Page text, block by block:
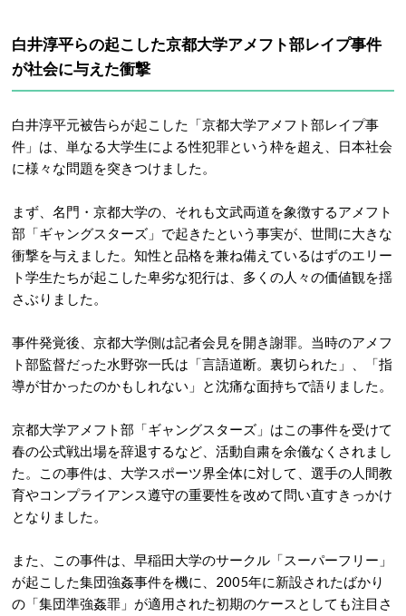
白井淳平らの起こした京都大学アメフト部レイプ事件
が社会に与えた衝撃
白井淳平元被告らが起こした「京都大学アメフト部レイプ事
件」 は、単なる大学生による性犯罪という枠を超え、日本社会
に様々な問題を突きつけました。
まず、名門・京都大学の、それも文武両道を象徴するアメフト
部「ギャングスターズ」で起きたという事実が、世間に大きな
衝撃を与えました。知性と品格を兼ね備えているはずのエリー
ト学生たちが起こした卑劣な犯行は、多くの人々の価値観を揺
さぶりました。
事件発覚後、京都大学側は記者会見を開き謝罪。 当時のアメフ
ト部監督だった水野弥一氏は「言語道断。裏切られた」、「指
導が甘かったのかもしれない」と沈痛な面持ちで語りました。
京都大学アメフト部「ギャングスターズ」はこの事件を受けて
春の公式戦出場を辞退するなど、活動自粛を余儀なくされまし
た。
この事件は、大学スポーツ界全体に対して、選手の人間教
育やコンプライアンス遵守の重要性を改めて問い直すきっかけ
となりました。
また、この事件は、早稲田大学のサークル「スーパーフリー」
が起こした集団強姦事件を機に、2005年に新設されたばかり
の「集団準強姦罪」が適用された初期のケースとしても注目さ